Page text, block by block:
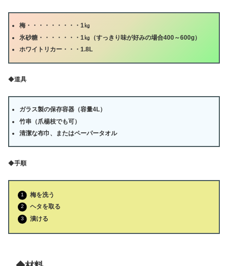
梅・・・・・・・・・1 ㎏
氷砂糖・・・・・・・1㎏（すっきり味が好みの場合400～600g）
ホワイトリカー・・・1.8L
◆道具
ガラス製の保存容器（容量4L）
竹串（爪楊枝でも可）
清潔な布巾、またはペーパータオル
◆手順
梅を洗う
ヘタを取る
漬ける